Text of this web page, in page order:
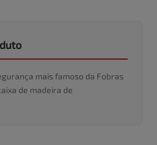
mais famoso da Fobras
de madeira de